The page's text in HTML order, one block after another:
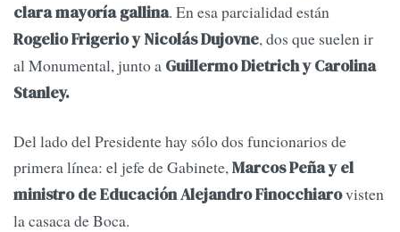
clara mayoría gallina. En esa parcialidad están
Rogelio Frigerio y Nicolás Dujovne, dos que suelen ir
al Monumental, junto a Guillermo Dietrich y Carolina
Stanley.
Del lado del Presidente hay sólo dos funcionarios de
primera línea: el jefe de Gabinete,Marcos Peña y el
ministro de Educación Alejandro Finocchiarovisten
la casaca de Boca.